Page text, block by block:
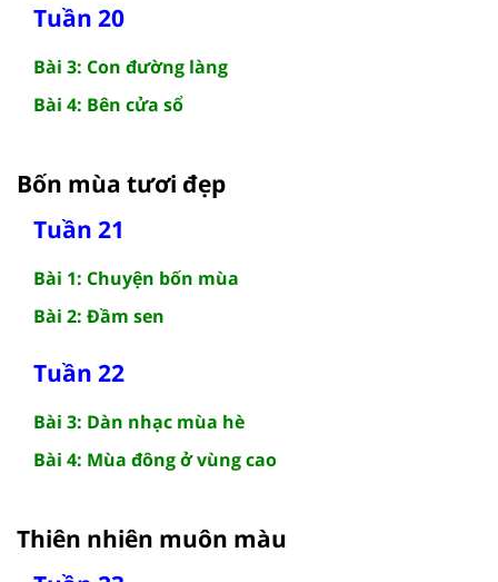
Tuần 20
Bài 3: Con đường làng
Bài 4: Bên cửa sổ
Bốn mùa tươi đẹp
Tuần 21
Bài 1: Chuyện bốn mùa
Bài 2: Đầm sen
Tuần 22
Bài 3: Dàn nhạc mùa hè
Bài 4: Mùa đông ở vùng cao
Thiên nhiên muôn màu